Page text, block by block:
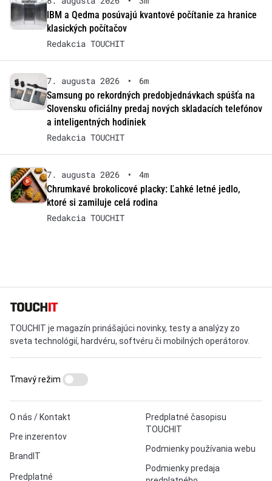
IBM a Qedma posúvajú kvantové počítanie za hranice
klasických počítačov
Redakcia TOUCHIT
7. augusta 2026 •
6m
Samsung po rekordných predobjednávkach spúšťa na
Slovensku oficiálny predaj nových skladacích telefónov
a inteligentných hodiniek
Redakcia TOUCHIT
7. augusta 2026 •
4m
Chrumkavé brokolicové placky: Ľahké letné jedlo,
ktoré si zamiluje celá rodina
Redakcia TOUCHIT
TOUCHIT je magazín prinášajúci novinky, testy a analýzy zo
sveta technológií, hardvéru, softvéru či mobilných operátorov.
O nás / Kontakt
Pre inzerentov
BrandIT
Predplatné
Predplatné časopisu
TOUCHIT
Podmienky používania webu
Podmienky predaja
Tmavý režim